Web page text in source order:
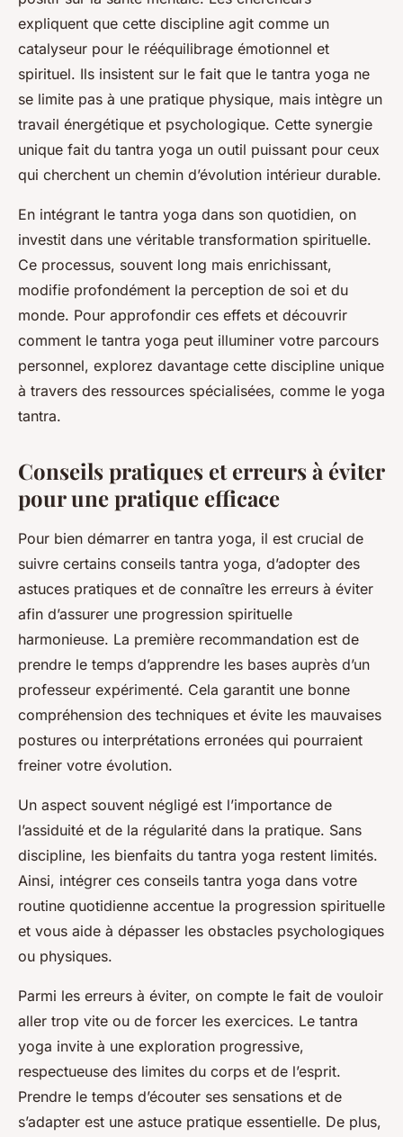
expliquent que cette discipline agit comme un
catalyseur pour le rééquilibrage émotionnel et
spirituel. Ils insistent sur le fait que le tantra yoga ne
se limite pas à une pratique physique, mais intègre un
travail énergétique et psychologique. Cette synergie
unique fait du tantra yoga un outil puissant pour ceux
qui cherchent un chemin d’évolution intérieur durable.
En intégrant le tantra yoga dans son quotidien, on
investit dans une véritable transformation spirituelle.
Ce processus, souvent long mais enrichissant,
modifie profondément la perception de soi et du
monde. Pour approfondir ces effets et découvrir
comment le tantra yoga peut illuminer votre parcours
personnel, explorez davantage cette discipline unique
à travers des ressources spécialisées, comme le yoga
tantra.
Conseils pratiques et erreurs à éviter
pour une pratique efficace
Pour bien démarrer en tantra yoga, il est crucial de
suivre certains conseils tantra yoga, d’adopter des
astuces pratiques et de connaître les erreurs à éviter
afin d’assurer une progression spirituelle
harmonieuse. La première recommandation est de
prendre le temps d’apprendre les bases auprès d’un
professeur expérimenté. Cela garantit une bonne
compréhension des techniques et évite les mauvaises
postures ou interprétations erronées qui pourraient
freiner votre évolution.
Un aspect souvent négligé est l’importance de
l’assiduité et de la régularité dans la pratique. Sans
discipline, les bienfaits du tantra yoga restent limités.
Ainsi, intégrer ces conseils tantra yoga dans votre
routine quotidienne accentue la progression spirituelle
et vous aide à dépasser les obstacles psychologiques
ou physiques.
Parmi les erreurs à éviter, on compte le fait de vouloir
aller trop vite ou de forcer les exercices. Le tantra
yoga invite à une exploration progressive,
respectueuse des limites du corps et de l’esprit.
Prendre le temps d’écouter ses sensations et de
s’adapter est une astuce pratique essentielle. De plus,